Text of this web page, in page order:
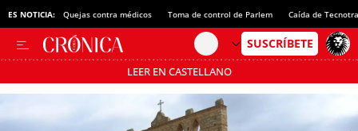
ES NOTICIA: Quejas contra médicos Toma de control de Parlem Caída de
LEER EN CASTELLANO
Pásate al MODO AHORRO